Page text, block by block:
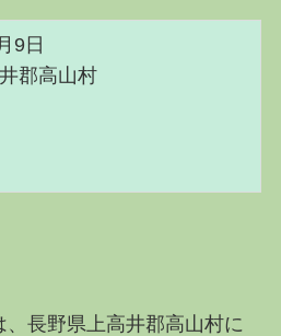
9日
郡高山村
、長野県上高井郡高山村に